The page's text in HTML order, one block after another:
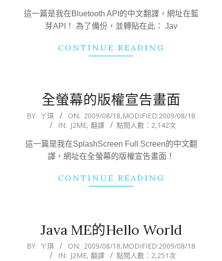
18
這一篇是我在Bluetooth API的中文翻譯，網址在藍
芽API！ 為了備份，並轉貼在此： Jav
CONTINUE READING
全螢幕的版權宣告畫面
2009-
18
BY: ㄚ琪 ON: 2009/08/18,MODIFIED:2009/08/18
IN: J2ME, 翻譯 點閱人數：2,142次
這一篇是我在SplashScreen Full Screen的中文翻
譯，網址在全螢幕的版權宣告畫面！
CONTINUE READING
Java ME的Hello World
2009-
BY: ㄚ琪 ON: 2009/08/18,MODIFIED:2009/08/18
IN: J2ME, 翻譯 點閱人數：2,251次